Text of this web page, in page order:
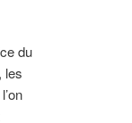
du
les